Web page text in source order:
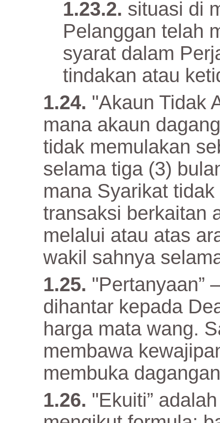
situasi di
Pelanggan telah
syarat dalam
tindakan atau
"Akaun Tidak
mana akaun
tidak memulakan
selama tiga (3)
mana Syarikat
transaksi berkaitan
melalui atau atas
wakil sahnya
"Pertanyaan”
dihantar kepada
harga mata wang.
membawa
membuka
"Ekuiti”